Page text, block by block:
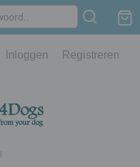
Inloggen Registreren